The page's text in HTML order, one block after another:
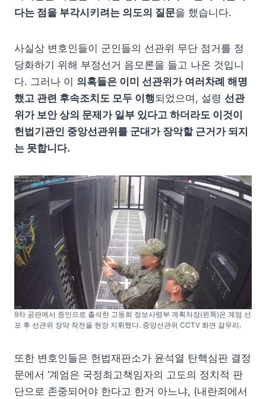
다는 점을 부각시키려는 의도의 질문을 했습니다.
사실상 변호인들이 군인들의 선관위 무단 점거를 정
당화하기 위해 부정선거 음모론을 들고 나온 것입니
다. 그러나 이 의혹들은 이미 선관위가 여러차례 해명
했고 관련 후속조치도 모두 이행되었으며, 설령 선관
위가 보안 상의 문제가 일부 있다고 하더라도 이것이
헌법기관인 중앙선관위를 군대가 장악할 근거가 되지
는 못합니다.
9차 공판에서 증인으로 출석한 고동희 정보사령부 계획처장(왼쪽)은 계엄 선
포 후 선관위 장악 작전을 현장 지휘했다. 중앙선관위 CCTV 화면 갈무리.
또한 변호인들은 헌법재판소가 윤석열 탄핵심판 결정
문에서 ‘계엄은 국정최고책임자의 고도의 정치적 판
단으로 존중되어야 한다고 한거 아느냐, (내란죄에서